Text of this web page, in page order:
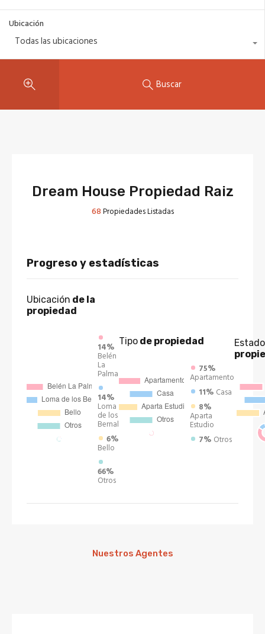
Ubicación
Todas las ubicaciones
Buscar
Dream House Propiedad Raiz
68Propiedades Listadas
Progreso y estadísticas
Ubicación de la
propiedad
14%
Belén
La
Palma
14%
Loma
de los
Bernal
6%
Bello
66%
Otros
Tipo de propiedad
75%
Apartamento
11% Casa
8%
Aparta
Estudio
7% Otros
Estado
Nuestros Agentes